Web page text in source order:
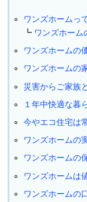
ワンズホームっ
ワンズホーム
ワンズホームの
ワンズホームの
災害からご家族
１年中快適な暮
今やエコ住宅は
ワンズホームの
ワンズホームの
ワンズホームは
ワンズホームの